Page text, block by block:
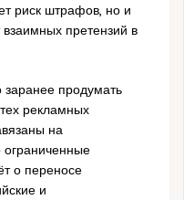
риск штрафов, но и
претензий в
заранее продумать
рекламных
на
ограниченные
о переносе
и